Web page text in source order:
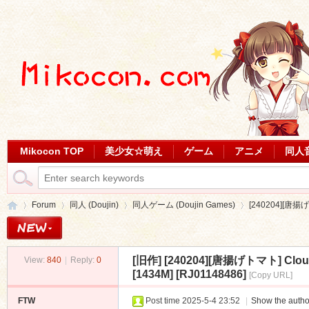
Mikocon TOP 美少女☆萌え ゲーム アニメ 同人
Forum
›
同人 (Doujin) 同人ゲーム (Doujin Games)
›
[240204][唐揚
View: 840 Reply: 0 [旧作] [240204][唐揚げトマト]
[1434M] [RJ01148486] [Copy URL]
FTW Post time 2025-5-4 23:52 Show the